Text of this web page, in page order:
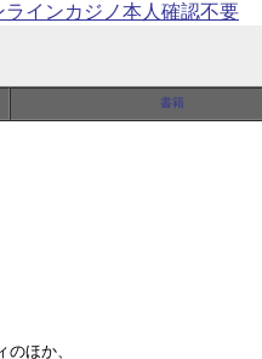
ラインカジノ本人確認不要
のほか、